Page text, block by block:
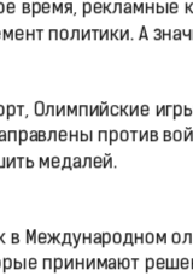
время, рекламные
политики. А
Олимпийские
против
медалей.
Международном
принимают